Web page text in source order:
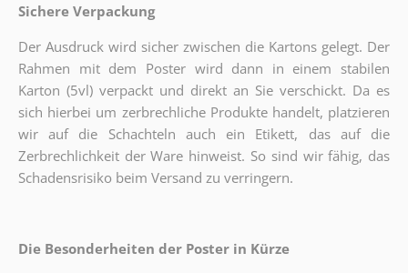
Sichere Verpackung
Der Ausdruck wird sicher zwischen die Kartons gelegt. Der
Rahmen mit dem Poster wird dann in einem stabilen
Karton (5vl) verpackt und direkt an Sie verschickt. Da es
sich hierbei um zerbrechliche Produkte handelt, platzieren
wir auf die Schachteln auch ein Etikett, das auf die
Zerbrechlichkeit der Ware hinweist. So sind wir fähig, das
Schadensrisiko beim Versand zu verringern.
Die Besonderheiten der Poster in Kürze